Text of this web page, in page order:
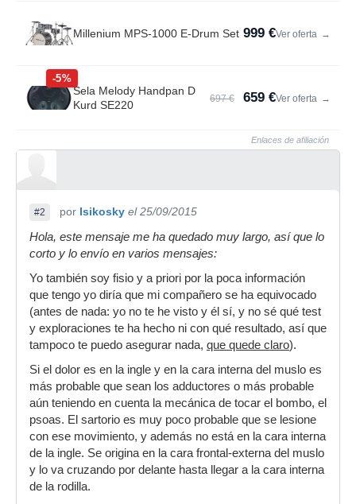
Millenium MPS-1000 E-Drum Set 999 €Ver oferta →
-5%
Sela Melody Handpan D
Kurd SE220
697 € 659 €Ver oferta →
Enlaces de afiliación
#2 por Isikosky el 25/09/2015
Hola, este mensaje me ha quedado muy largo, así que lo
corto y lo envío en varios mensajes:
Yo también soy fisio y a priori por la poca información
que tengo yo diría que mi compañero se ha equivocado
(antes de nada: yo no te he visto y él sí, y no sé qué test
y exploraciones te ha hecho ni con qué resultado, así que
tampoco te puedo asegurar nada, que quede claro).
Si el dolor es en la ingle y en la cara interna del muslo es
más probable que sean los adductores o más probable
aún teniendo en cuenta la mecánica de tocar el bombo, el
psoas. El sartorio es muy poco probable que se lesione
con ese movimiento, y además no está en la cara interna
de la ingle. Se origina en la cara frontal-externa del muslo
y lo va cruzando por delante hasta llegar a la cara interna
de la rodilla.